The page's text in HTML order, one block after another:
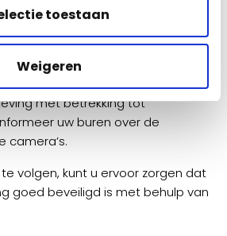
toestaan
Weigeren
van anderen.
niet gericht op het huis
plaatsen.
met betrekking tot
uw buren over de
camera’s.
volgen, kunt u ervoor zorgen dat
goed beveiligd is met behulp van